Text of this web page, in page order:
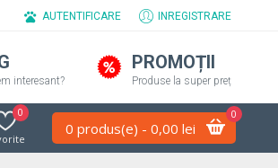
AUTENTIFICARE INREGISTRARE
interesant?
PROMOȚII
Produse la super preț
0
0 produs(e) - 0,00 lei
0